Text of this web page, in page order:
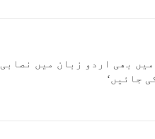
بھی اردو زبان میں نصابی
جائیں‘